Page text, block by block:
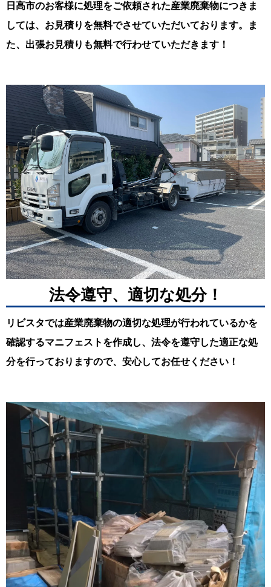
日高市のお客様に処理をご依頼された産業廃棄物につきま
しては、お見積りを無料でさせていただいております。ま
た、出張お見積りも無料で行わせていただきます！
法令遵守、適切な処分！
リビスタでは産業廃棄物の適切な処理が行われているかを
確認するマニフェストを作成し、法令を遵守した適正な処
分を行っておりますので、安心してお任せください！